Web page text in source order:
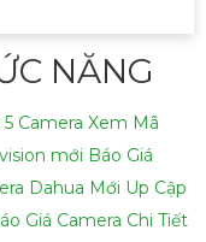
NĂNG
5 Camera Xem Mã
mới Báo Giá
Dahua Mới Up Cập
Giá Camera Chi Tiết